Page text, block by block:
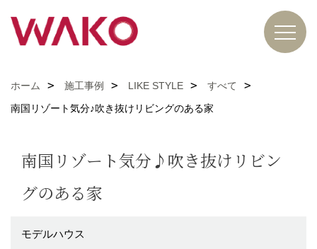
ホーム 施工事例 LIKE STYLE
すべて
南国リゾート気分♪吹き抜けリビングのある家
南国リゾート気分♪吹き抜けリビン
グのある家
モデルハウス